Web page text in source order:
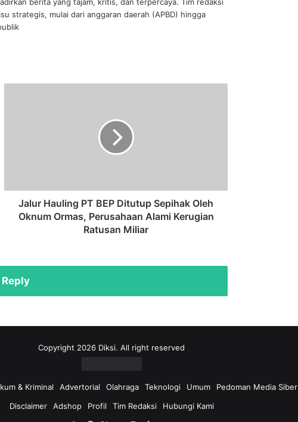
strategis, mulai dari anggaran daerah (APBD) hingga
Ormas,
Perusahaan
Alami
Jalur Hauling PT BEP Ditutup Sepihak Oleh
Oknum Ormas, Perusahaan Alami Kerugian
Ratusan Miliar
Copyright 2026 Diksi. All right reserved
& Kriminal Advertorial Olahraga Teknologi Umum Pedoman Media Siber
Disclaimer
Adshop Profil Tim Redaksi
Hubungi Kami